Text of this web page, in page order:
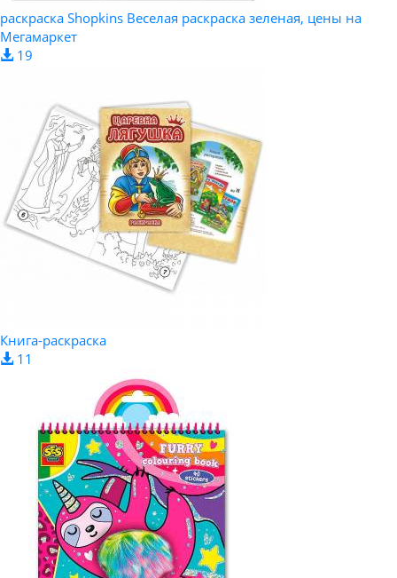
раскраска Shopkins Веселая раскраска зеленая, цены на
Мегамаркет
19
Книга-раскраска
11